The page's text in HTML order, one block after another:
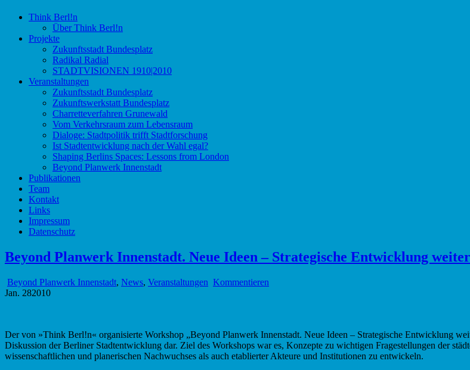
Think Berl!n
Initiative für Stadtdiskurs
Think Berl!n
Über Think Berl!n
Projekte
Zukunftsstadt Bundesplatz
Radikal Radial
STADTVISIONEN 1910|2010
Veranstaltungen
Zukunftsstadt Bundesplatz
Zukunftswerkstatt Bundesplatz
Charretteverfahren Grunewald
Vom Verkehrsraum zum Lebensraum
Dialoge: Stadtpolitik trifft Stadtforschung
Ist Stadtentwicklung nach der Wahl egal?
Shaping Berlins Spaces: Lessons from London
Beyond Planwerk Innenstadt
Publikationen
Team
Kontakt
Links
Impressum
Datenschutz
Beyond Planwerk Innenstadt. Neue Ideen – Strategische Entwicklung
Beyond Planwerk Innenstadt, News, Veranstaltungen Kommentieren
Jan. 282010
Der von »Think Berl!n« organisierte Workshop „Beyond Planwerk Innenstadt. Neue Ideen – Strategische Entwicklung
Diskussion der Berliner Stadtentwicklung dar. Ziel des Workshops war es, Konzepte zu wichtigen Fragestellungen der
wissenschaftlichen und planerischen Nachwuchses als auch etablierter Akteure und Institutionen zu entwickeln.